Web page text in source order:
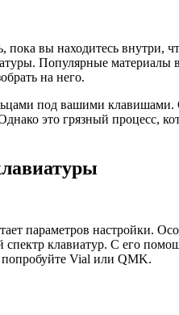
вы находитесь
Популярные
на него.
под вашими
это грязный процесс,
параметров настройки.
клавиатур. С его
Vial или QMK.